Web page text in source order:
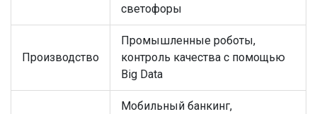
светофоры
Производство
Промышленные роботы,
контроль качества с помощью
Big Data
Мобильный банкинг,